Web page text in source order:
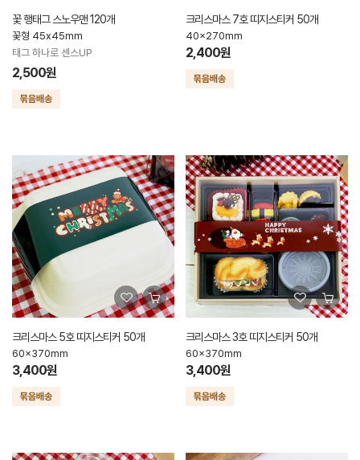
꽃 행태그 스노우맨 120개
꽃형 45x45mm
태그 하나로 센스UP
2,500원
크리스마스 7호 띠지스티커 50개
40x270mm
2,400원
크리스마스 5호 띠지스티커 50개
60x370mm
3,400원
크리스마스 3호 띠지스티커 50개
60x370mm
3,400원